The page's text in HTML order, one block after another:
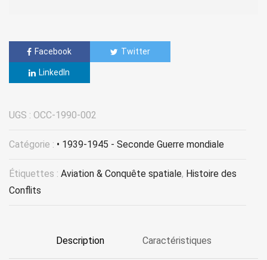
Facebook Twitter
LinkedIn
UGS : OCC-1990-002
Catégorie : • 1939-1945 - Seconde Guerre mondiale
Étiquettes : Aviation & Conquête spatiale, Histoire des
Conflits
Description Caractéristiques